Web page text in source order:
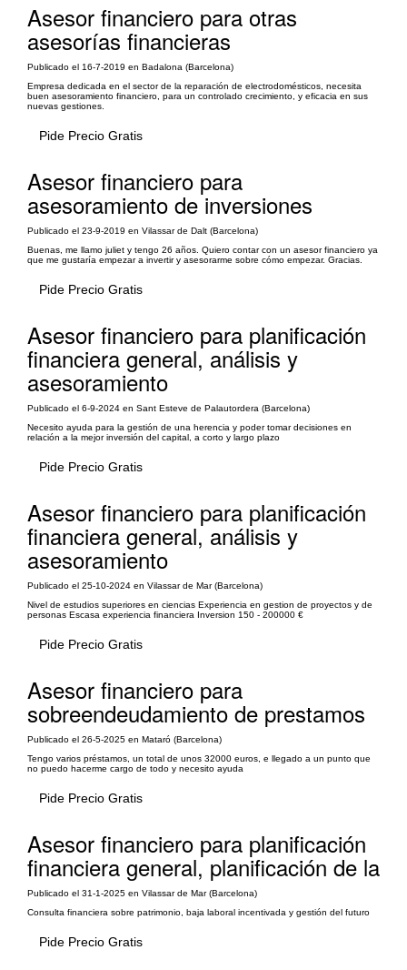
Asesor financiero para otras
asesorías financieras
Publicado el 16-7-2019 en Badalona (Barcelona)
Empresa dedicada en el sector de la reparación de electrodomésticos, necesita
buen asesoramiento financiero, para un controlado crecimiento, y eficacia en sus
nuevas gestiones.
Pide Precio Gratis
Asesor financiero para
asesoramiento de inversiones
Publicado el 23-9-2019 en Vilassar de Dalt (Barcelona)
Buenas, me llamo juliet y tengo 26 años. Quiero contar con un asesor financiero ya
que me gustaría empezar a invertir y asesorarme sobre cómo empezar. Gracias.
Pide Precio Gratis
Asesor financiero para planificación
financiera general, análisis y
asesoramiento
Publicado el 6-9-2024 en Sant Esteve de Palautordera (Barcelona)
Necesito ayuda para la gestión de una herencia y poder tomar decisiones en
relación a la mejor inversión del capital, a corto y largo plazo
Pide Precio Gratis
Asesor financiero para planificación
financiera general, análisis y
asesoramiento
Publicado el 25-10-2024 en Vilassar de Mar (Barcelona)
Nivel de estudios superiores en ciencias Experiencia en gestion de proyectos y de
personas Escasa experiencia financiera Inversion 150 - 200000 €
Pide Precio Gratis
Asesor financiero para
sobreendeudamiento de prestamos
Publicado el 26-5-2025 en Mataró (Barcelona)
Tengo varios préstamos, un total de unos 32000 euros, e llegado a un punto que
no puedo hacerme cargo de todo y necesito ayuda
Pide Precio Gratis
Asesor financiero para planificación
financiera general, planificación de la
Publicado el 31-1-2025 en Vilassar de Mar (Barcelona)
Consulta financiera sobre patrimonio, baja laboral incentivada y gestión del futuro
Pide Precio Gratis